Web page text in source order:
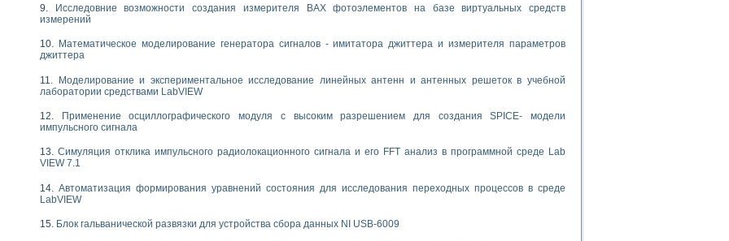
«Цифровые вычислительные устройства и микропроцессоры приборных комплексов» на основе Multisim
теории коммутации
для создания лабораторного практикума по измерениям магнитных величин
течения в расширяющемся канале
«Изучение магнитных свойств ферромагнетиков. Петля гистерезиса» с использованием графической среды программирования LabVIEW
интерфейсов обмена по протоколам RS232 и GPIB / имитатор оконечного устройства по интерфейсу RS232
переходных характеристик асинхронных двигателей при пуске
измерений с помощью LabVIEW
Назначение. Состав. Возможности
INSTRUMENTS для создания систем автоматизированного лабораторного практикума
и корреляционный анализ"
Исследовние возможности создания измерителя ВАХ фотоэлементов на базе виртуальных средств
измерений
Математическое моделирование генератора сигналов - имитатора джиттера и измерителя параметров
джиттера
Моделирование и экспериментальное исследование линейных антенн и антенных решеток в учебной
лаборатории средствами LabVIEW
Применение осциллографического модуля с высоким разрешением для создания SPICE- модели
импульсного сигнала
Симуляция отклика импульсного радиолокационного сигнала и его FFT анализ в программной среде Lab
VIEW 7.1
Автоматизация формирования уравнений состояния для исследования переходных процессов в среде
LabVIEW
Блок гальванической развязки для устройства сбора данных NI USB-6009